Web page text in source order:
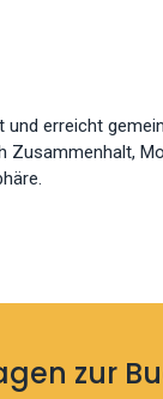
und erreicht
Zusammenhalt,
zur